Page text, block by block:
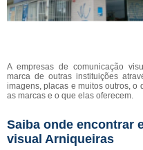
A empresas de comunicação
marca de outras instituições
imagens, placas e muitos outros, o
as marcas e o que elas oferecem.
Saiba onde encontrar
visual Arniqueiras